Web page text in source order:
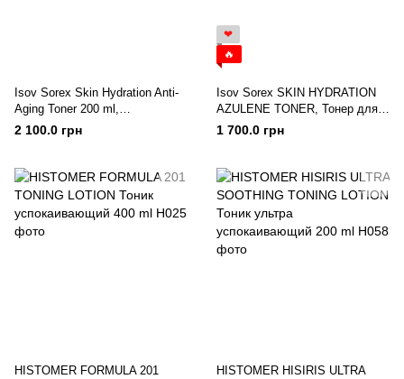
Isov Sorex Skin Hydration Anti-
Aging Toner 200 ml,
Антивозрастной увлажняющий
тоник для кожи лица
2 100.0 грн
❤
🔥
Isov Sorex SKIN HYDRATION
AZULENE TONER, Тонер для
лица 150 ml
1 700.0 грн
HISTOMER FORMULA 201
HISTOMER HISIRIS ULTRA